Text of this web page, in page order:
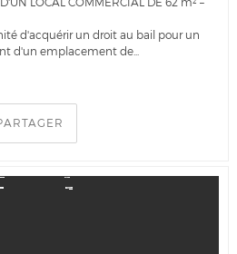
d'acquérir un droit au bail pour un
d'un emplacement de...